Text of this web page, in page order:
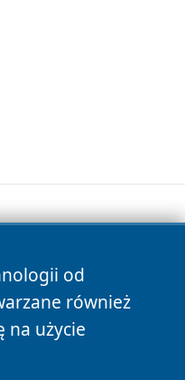
od
również
na użycie